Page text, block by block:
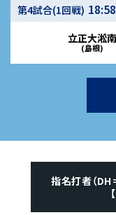
第4試合(1回戦) 18:58
立正大淞南
(島根)
指名打者（